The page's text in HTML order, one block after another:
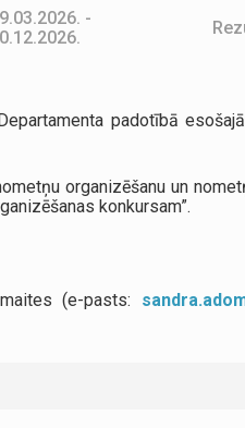
-
padotībā
organizēšanu un
konkursam”.
(e-pasts: